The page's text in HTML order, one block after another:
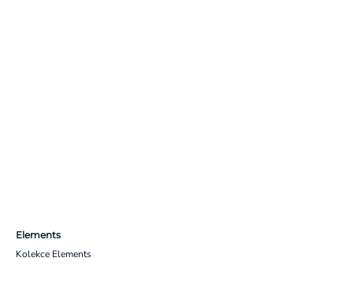
Elements
Kolekce Elements